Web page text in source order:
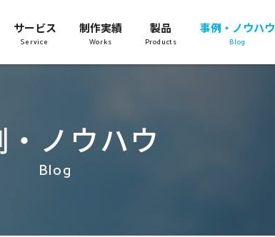
サービス
Service
制作実績
Works
製品
Products
事例・ノウハウ
Blog
・ノウハウ
Blog